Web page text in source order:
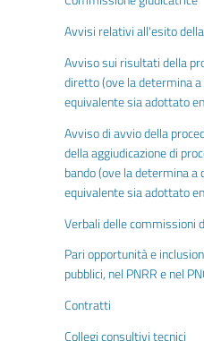
Avvisi relativi all'esito
Avviso sui risultati della
diretto (ove la determina
equivalente sia adottato
Avviso di avvio della
della aggiudicazione di
bando (ove la determina
equivalente sia adottato
Verbali delle commissioni
Pari opportunità e
pubblici, nel PNRR e nel
Contratti
Collegi consultivi tecnici